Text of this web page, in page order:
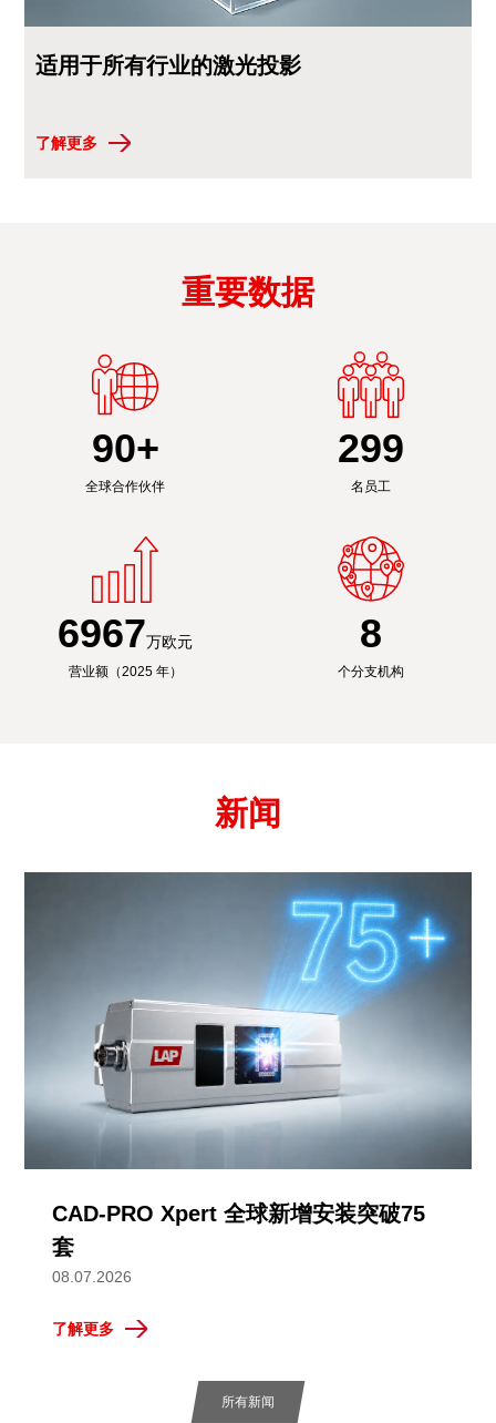
适用于所有行业的激光投影
了解更多
重要数据
90+
全球合作伙伴
300
名员工
6991万欧元
营业额（2025 年）
8
个分支机构
新闻
CAD-PRO Xpert 全球新增安装突破75
套
08.07.2026
了解更多
所有新闻